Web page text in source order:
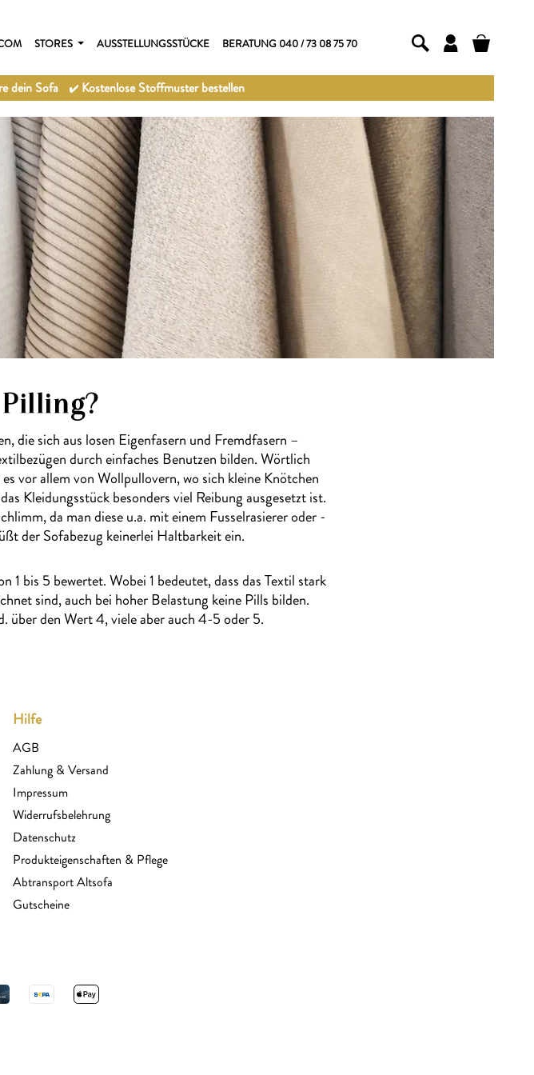
STORES AUSSTELLUNGSSTÜCKE BERATUNG 040 / 73 08 75 70
dein Sofa Kostenlose Stoffmuster bestellen
die sich aus losen Eigenfasern und Fremdfasern –
durch einfaches Benutzen bilden. Wörtlich
vor allem von Wollpullovern, wo sich kleine Knötchen
Kleidungsstück besonders viel Reibung ausgesetzt ist.
da man diese u.a. mit einem Fusselrasierer oder -
der Sofabezug keinerlei Haltbarkeit ein.
bis 5 bewertet. Wobei 1 bedeutet, dass das Textil stark
sind, auch bei hoher Belastung keine Pills bilden.
über den Wert 4, viele aber auch 4-5 oder 5.
Hilfe
AGB
Zahlung & Versand
Impressum
Widerrufsbelehrung
Datenschutz
Produkteigenschaften & Pflege
Abtransport Altsofa
Gutscheine